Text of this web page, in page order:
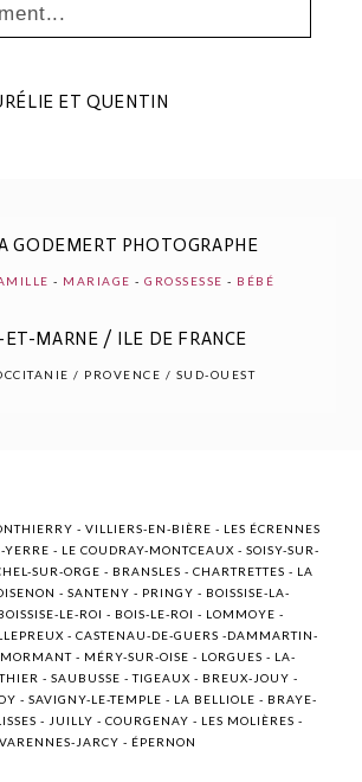
sont requis *
ET QUENTIN
GODEMERT PHOTOGRAPHE
- MARIAGE -GROSSESSE - BÉBÉ
ET-MARNE / ILE DE FRANCE
/ PROVENCE / SUD-OUEST
- VILLIERS-EN-BIÈRE - LES ÉCRENNES
YERRE - LE COUDRAY-MONTCEAUX - SOISY-SUR-
SUR-ORGE - BRANSLES - CHARTRETTES - LA
- SANTENY - PRINGY - BOISSISE-LA-
LE-ROI - BOIS-LE-ROI - LOMMOYE -
- CASTENAU-DE-GUERS -DAMMARTIN-
- MÉRY-SUR-OISE - LORGUES - LA-
- SAUBUSSE - TIGEAUX - BREUX-JOUY -
- SAVIGNY-LE-TEMPLE - LA BELLIOLE - BRAYE-
- JUILLY - COURGENAY - LES MOLIÈRES -
VARENNES-JARCY - ÉPERNON